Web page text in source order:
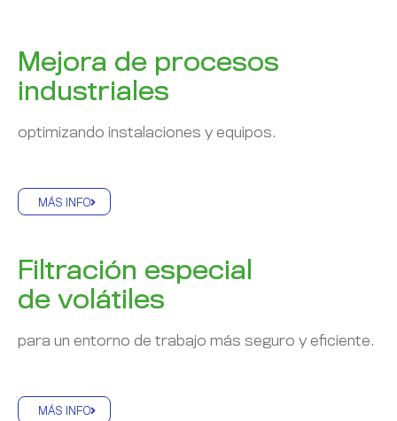
Mejora de procesos
industriales
optimizando instalaciones y equipos.
MÁS INFO
Filtración especial
de volátiles
para un entorno de trabajo más seguro y eficiente.
MÁS INFO